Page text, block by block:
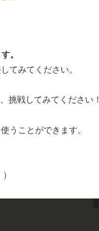
。
てみてください。
挑戦してみてください！
うことができます。